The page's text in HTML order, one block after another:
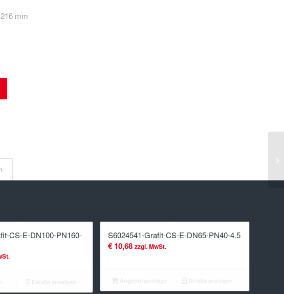
mm
CS-E-DN100-PN160-
S6024541-Grafit-CS-E-DN65-PN40-4.5
€10,68 zzgl. MwSt.